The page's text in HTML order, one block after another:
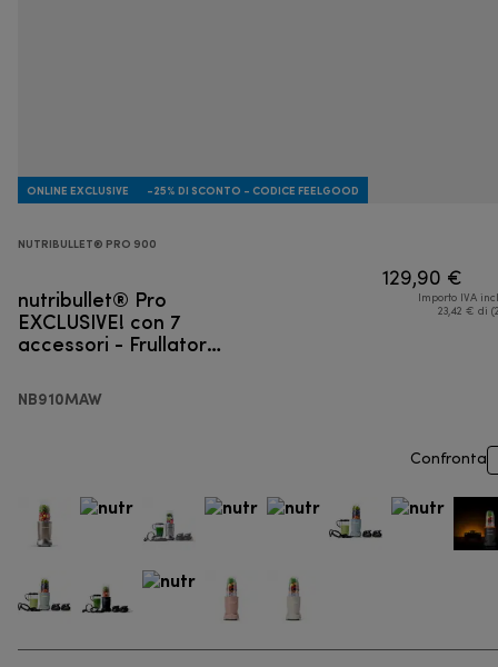
ONLINE EXCLUSIVE -25% DI SCONTO - CODICE FEELGOOD
NUTRIBULLET® PRO 900
nutribullet® Pro
EXCLUSIVE! con 7
accessori - Frullatore
NB910MAW
129,90 €
Importo IVA
23,42 € di
Confronta